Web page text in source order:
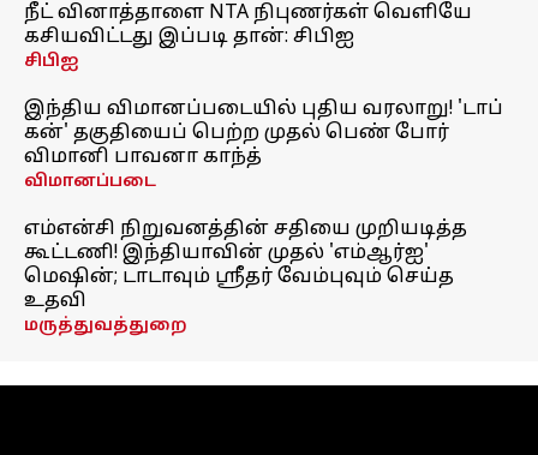
நீட் வினாத்தாளை NTA நிபுணர்கள் வெளியே
கசியவிட்டது இப்படி தான்: சிபிஐ
சிபிஐ
இந்திய விமானப்படையில் புதிய வரலாறு! 'டாப்
கன்' தகுதியைப் பெற்ற முதல் பெண் போர்
விமானி பாவனா காந்த்
விமானப்படை
எம்என்சி நிறுவனத்தின் சதியை முறியடித்த
கூட்டணி! இந்தியாவின் முதல் 'எம்ஆர்ஐ'
மெஷின்; டாடாவும் ஸ்ரீதர் வேம்புவும் செய்த
உதவி
மருத்துவத்துறை